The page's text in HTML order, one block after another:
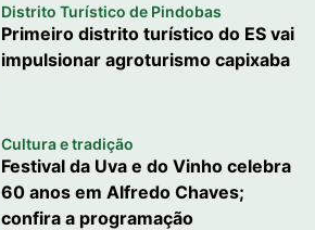
Distrito Turístico de Pindobas
Primeiro distrito turístico do ES vai
impulsionar agroturismo capixaba
Cultura e tradição
Festival da Uva e do Vinho celebra
60 anos em Alfredo Chaves;
confira a programação